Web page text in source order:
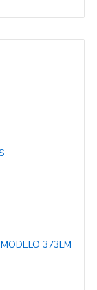
373LM